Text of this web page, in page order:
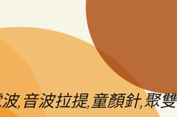
,音波拉提,童顏針,聚雙